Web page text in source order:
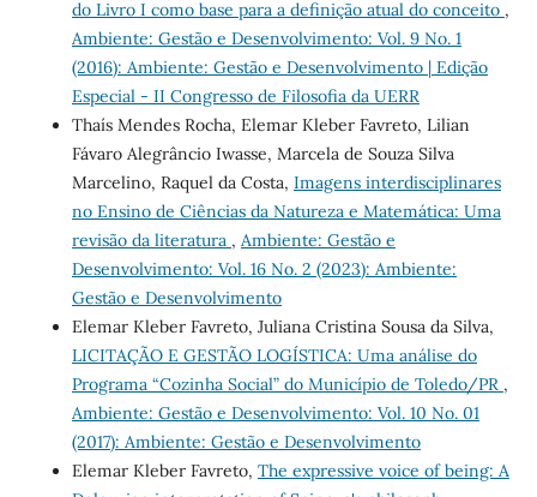
do Livro I como base para a definição atual do conceito ,
Ambiente: Gestão e Desenvolvimento: Vol. 9 No. 1
(2016): Ambiente: Gestão e Desenvolvimento | Edição
Especial - II Congresso de Filosofia da UERR
Thaís Mendes Rocha, Elemar Kleber Favreto, Lilian
Fávaro Alegrâncio Iwasse, Marcela de Souza Silva
Marcelino, Raquel da Costa, Imagens interdisciplinares
no Ensino de Ciências da Natureza e Matemática: Uma
revisão da literatura , Ambiente: Gestão e
Desenvolvimento: Vol. 16 No. 2 (2023): Ambiente:
Gestão e Desenvolvimento
Elemar Kleber Favreto, Juliana Cristina Sousa da Silva,
LICITAÇÃO E GESTÃO LOGÍSTICA: Uma análise do
Programa “Cozinha Social” do Município de Toledo/PR ,
Ambiente: Gestão e Desenvolvimento: Vol. 10 No. 01
(2017): Ambiente: Gestão e Desenvolvimento
Elemar Kleber Favreto, The expressive voice of being: A